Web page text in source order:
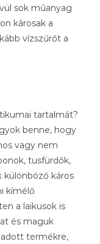
sok műanyag
károsak a
vízszűrőt a
tartalmát?
benne, hogy
vagy nem
tusfürdők,
káros
kímélő
a laikusok is
és maguk
termékre,